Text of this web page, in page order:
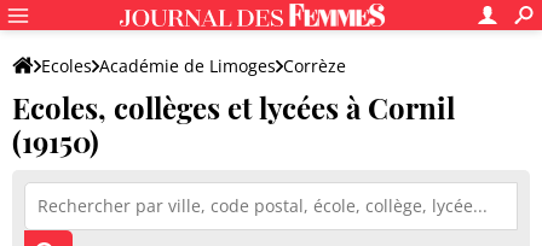
Ecoles Académie de Limoges Corrèze
Ecoles, collèges et lycées à Cornil
(19150)